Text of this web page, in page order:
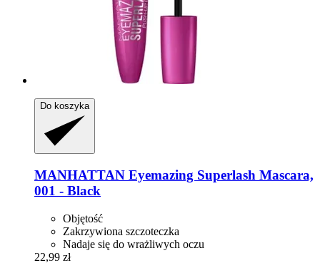
Do koszyka
MANHATTAN Eyemazing Superlash Mascara,
001 -​ Black
Objętość
Zakrzywiona szczoteczka
Nadaje się do wrażliwych oczu
22,99 zł